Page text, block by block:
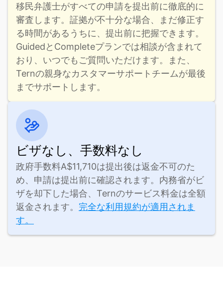
移民弁護士がすべての申請を提出前に徹底的に
審査します。証拠が不十分な場合、まだ修正す
る時間があるうちに、提出前に把握できます。
GuidedとCompleteプランでは相談が含まれて
おり、いつでもご質問いただけます。また、
Ternの親身なカスタマーサポートチームが最後
までサポートします。
ビザなし、手数料なし
政府手数料A$11,710は提出後は返金不可のた
め、申請は提出前に確認されます。内務省がビ
ザを却下した場合、Ternのサービス料金は全額
返金されます。 完全な利用規約が適用されま
す。